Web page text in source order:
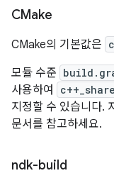
CMake
CMake의 기본값은
모듈 수준
사용하여
지정할 수 있습니다.
문서를 참고하세요.
ndk-build